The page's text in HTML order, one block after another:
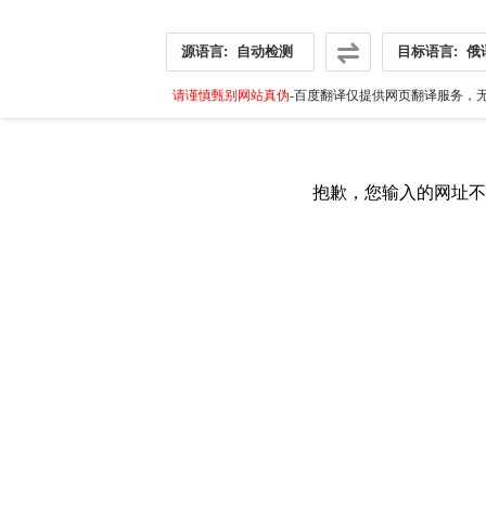
源语言: 自动检测 目标语言: 俄
请谨慎甄别网站真伪-百度翻译仅提供网页翻译服务，